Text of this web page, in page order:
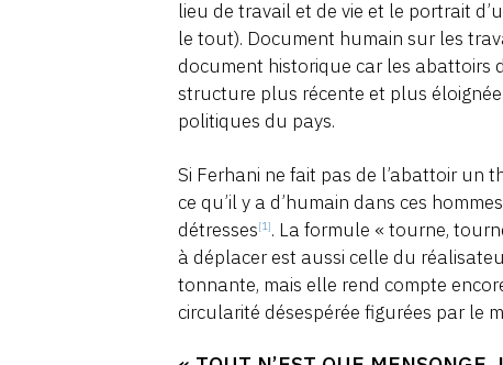
lieu de travail et de vie et le portrait
le tout). Document humain sur les
document historique car les abattoirs
structure plus récente et plus
politiques du pays.
Si Ferhani ne fait pas de l’abattoir un
ce qu’il y a d’humain dans ces
détresses[1]. La formule « tourne,
à déplacer est aussi celle du
tonnante, mais elle rend compte
circularité désespérée figurées par le